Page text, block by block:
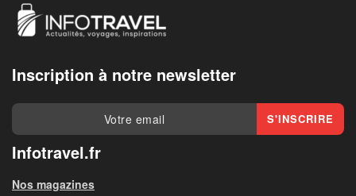
Inscription à notre newsletter
Infotravel.fr
Nos magazines